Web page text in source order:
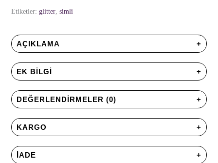
Etiketler:glitter,simli
AÇIKLAMA
EK BILGI
DEĞERLENDIRMELER (0)
KARGO
İADE